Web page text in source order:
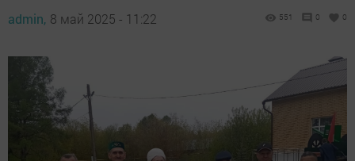
admin, 8 май 2025 - 11:22 551 0 0